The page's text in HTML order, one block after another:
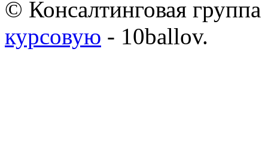
© Консалтинговая
курсовую - 10ballov.